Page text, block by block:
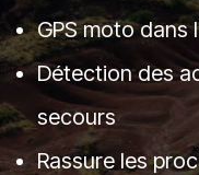
GPS moto dans
Détection des
secours
Rassure les